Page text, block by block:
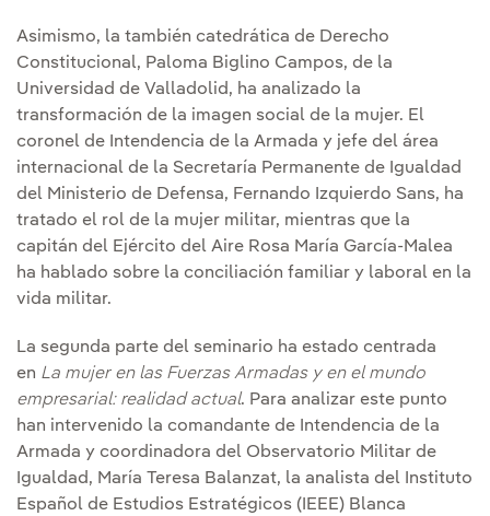
Asimismo, la también catedrática de Derecho
Constitucional, Paloma Biglino Campos, de la
Universidad de Valladolid, ha analizado la
transformación de la imagen social de la mujer. El
coronel de Intendencia de la Armada y jefe del área
internacional de la Secretaría Permanente de Igualdad
del Ministerio de Defensa, Fernando Izquierdo Sans, ha
tratado el rol de la mujer militar, mientras que la
capitán del Ejército del Aire Rosa María García-Malea
ha hablado sobre la conciliación familiar y laboral en la
vida militar.
La segunda parte del seminario ha estado centrada
en La mujer en las Fuerzas Armadas y en el mundo
empresarial: realidad actual. Para analizar este punto
han intervenido la comandante de Intendencia de la
Armada y coordinadora del Observatorio Militar de
Igualdad, María Teresa Balanzat, la analista del Instituto
Español de Estudios Estratégicos (IEEE) Blanca